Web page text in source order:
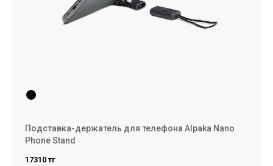
Подставка-держатель для телефона Alpaka Nano
Phone Stand
17310 тг